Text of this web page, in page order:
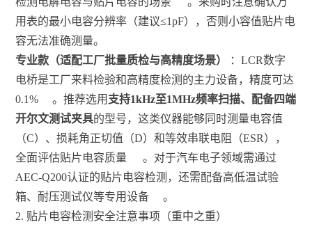
用表的最小电容分辨率（建议≤1pF），否则小容值贴片电
容无法准确测量。
专业款（适配工厂批量质检与高精度场景）
：LCR数字
电桥是工厂来料检验和高精度检测的主力设备，精度可达
0.1%
。推荐选用 支持1kHz至1MHz频率扫描、配备四端
开尔文测试夹具的型号，这类仪器能够同时测量电容值
（C）、损耗角正切值（D）和等效串联电阻（ESR），
全面评估贴片电容质量
。对于汽车电子领域需通过
AEC-Q200认证的贴片电容检测，还需配备高低温试验
箱、耐压测试仪等专用设备
。
2. 贴片电容检测安全注意事项（重中之重）